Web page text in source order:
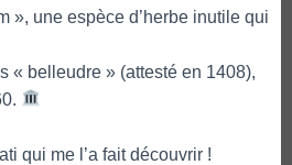
», une espèce d’herbe inutile qui
« belleudre » (attesté en 1408),
qui me l’a fait découvrir !